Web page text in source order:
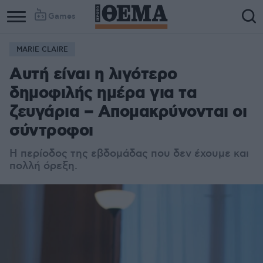
Games
MARIE CLAIRE
Αυτή είναι η λιγότερο
δημοφιλής ημέρα για τα
ζευγάρια – Απομακρύνονται οι
σύντροφοι
Η περίοδος της εβδομάδας που δεν έχουμε και
πολλή όρεξη.